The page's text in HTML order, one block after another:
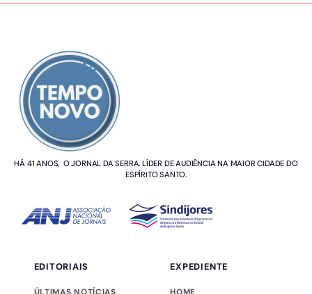
HÁ 41 ANOS, O JORNAL DA SERRA. LÍDER DE AUDIÊNCIA NA MAIOR CIDADE DO
ESPÍRITO SANTO.
EDITORIAIS EXPEDIENTE